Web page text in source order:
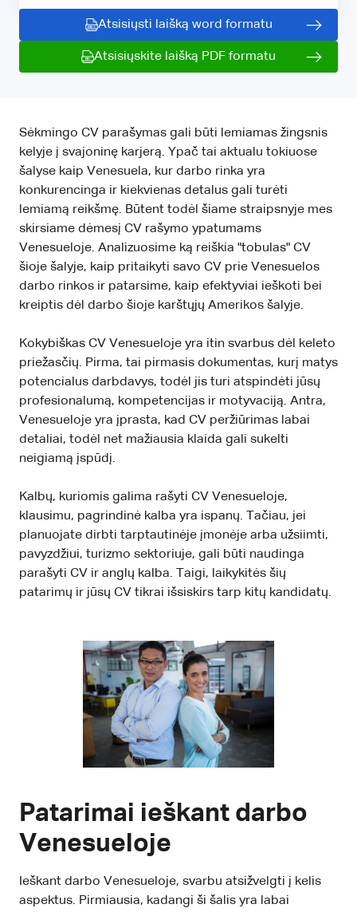
Atsisiųsti laišką word formatu
Atsisiųskite laišką PDF formatu
Sėkmingo CV parašymas gali būti lemiamas žingsnis
kelyje į svajoninę karjerą. Ypač tai aktualu tokiuose
šalyse kaip Venesuela, kur darbo rinka yra
konkurencinga ir kiekvienas detalus gali turėti
lemiamą reikšmę. Būtent todėl šiame straipsnyje mes
skirsiame dėmesį CV rašymo ypatumams
Venesueloje. Analizuosime ką reiškia "tobulas" CV
šioje šalyje, kaip pritaikyti savo CV prie Venesuelos
darbo rinkos ir patarsime, kaip efektyviai ieškoti bei
kreiptis dėl darbo šioje karštųjų Amerikos šalyje.
Kokybiškas CV Venesueloje yra itin svarbus dėl keleto
priežasčių. Pirma, tai pirmasis dokumentas, kurį matys
potencialus darbdavys, todėl jis turi atspindėti jūsų
profesionalumą, kompetencijas ir motyvaciją. Antra,
Venesueloje yra įprasta, kad CV peržiūrimas labai
detaliai, todėl net mažiausia klaida gali sukelti
neigiamą įspūdį.
Kalbų, kuriomis galima rašyti CV Venesueloje,
klausimu, pagrindinė kalba yra ispanų. Tačiau, jei
planuojate dirbti tarptautinėje įmonėje arba užsiimti,
pavyzdžiui, turizmo sektoriuje, gali būti naudinga
parašyti CV ir anglų kalba. Taigi, laikykitės šių
patarimų ir jūsų CV tikrai išsiskirs tarp kitų kandidatų.
Patarimai ieškant darbo
Venesueloje
Ieškant darbo Venesueloje, svarbu atsižvelgti į kelis
aspektus. Pirmiausia, kadangi ši šalis yra labai